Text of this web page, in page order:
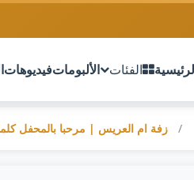
الفئات الألبوماتفيديوهات
زفة ام العريس | مرحبا بالمحفل